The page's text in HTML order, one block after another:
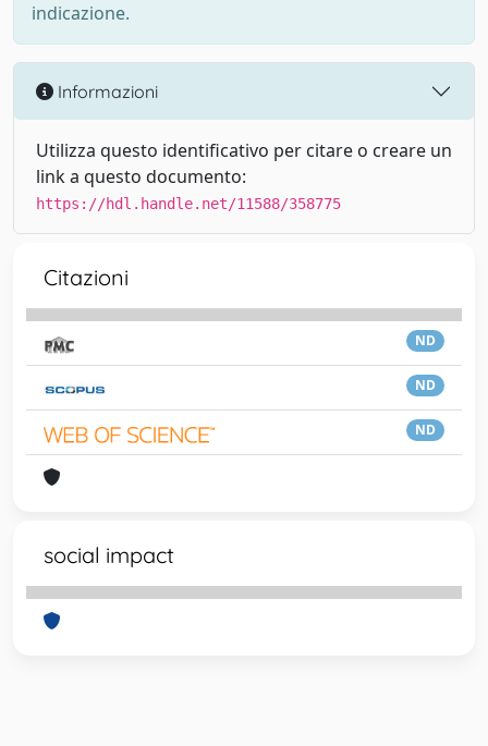
indicazione.
Informazioni
Utilizza questo identificativo per citare o creare un
link a questo documento:
https://hdl.handle.net/11588/358775
Citazioni
ND
ND
ND
social impact